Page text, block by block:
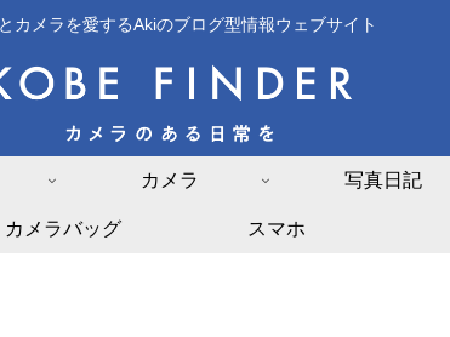
カメラを愛するAkiのブログ型情報ウェブサイト
カメラ 写真日記
カメラバッグ スマホ